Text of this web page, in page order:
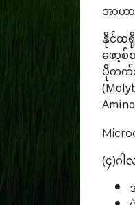
အာဟ
နိုင်ထရို
ဖော့
ပိုတက်
(၄)ဂ